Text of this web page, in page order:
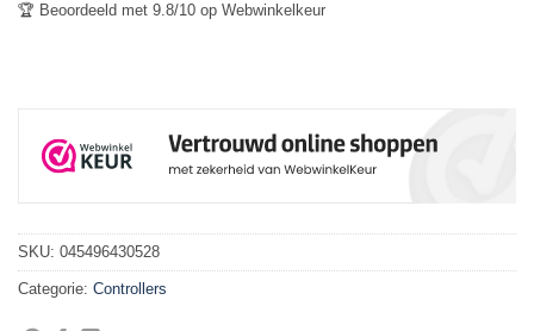
🏆 Beoordeeld met 9.8/10 op Webwinkelkeur
SKU: 045496430528
Categorie: Controllers